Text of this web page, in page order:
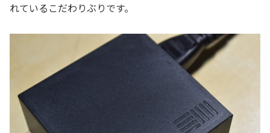
れているこだわりぶりです。